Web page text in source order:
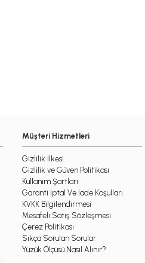
Müşteri Hizmetleri
Gizlilik İlkesi
Gizlilik ve Güven Politikası
Kullanım Şartları
Garanti İptal Ve İade Koşulları
KVKK Bilgilendirmesi
Mesafeli Satış Sözleşmesi
Çerez Politikası
Sıkça Sorulan Sorular
Yüzük Ölçüsü Nasıl Alınır?